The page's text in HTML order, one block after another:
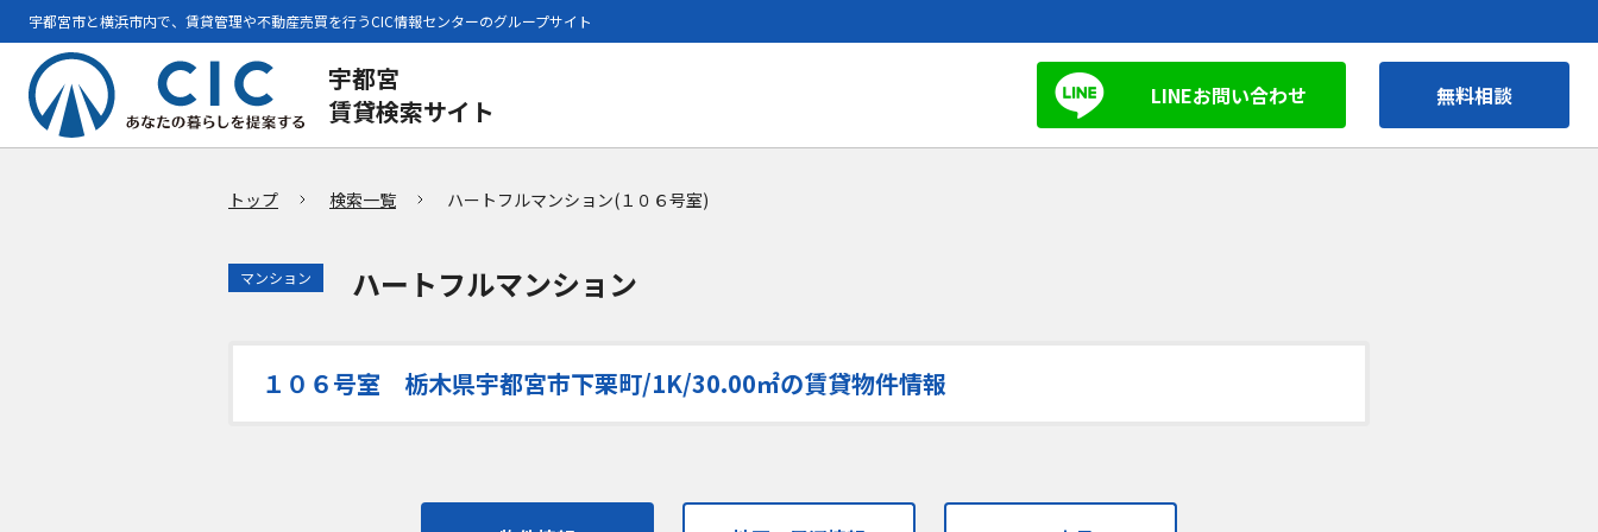
宇都宮市と横浜市内で、賃貸管理や不動産売買を行うCIC情報センターのグループサイト
宇都宮
賃貸検索サイト
LINEお問い合わせ 無料相談
トップ 検索一覧 ハートフルマンション(１０６号室)
マンション ハートフルマンション
１０６号室 栃木県宇都宮市下栗町/1K/30.00㎡の賃貸物件情報